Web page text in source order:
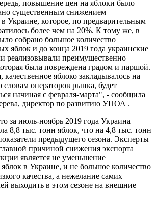
повышение цен на яблоки было
существенным снижением
в Украине, которое, по предварительным
более чем на 20%. К тому же, в
собрано большое количество
яблок и до конца 2019 года украинские
реализовывали преимущественно
была повреждена градом и паршой.
яблоко закладывалось на
словам операторов рынка, будет
начиная с февраля-марта", - сообщила
директор по развитию УПОА .
за июль-ноябрь 2019 года Украина
8,8 тыс. тонн яблок, что на 4,8 тыс. тонн
предыдущего сезона. Эксперты
причиной снижения экспорта
является не уменьшение
яблок в Украине, и не большое количество
качества, а нежелание самих
выходить в этом сезоне на внешние